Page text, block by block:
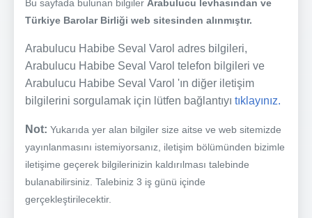
Bu sayfada bulunan bilgiler Arabulucu levhasından ve
Türkiye Barolar Birliği web sitesinden alınmıştır.
Arabulucu Habibe Seval Varol adres bilgileri,
Arabulucu Habibe Seval Varol telefon bilgileri ve
Arabulucu Habibe Seval Varol 'ın diğer iletişim
bilgilerini sorgulamak için lütfen bağlantıyı tıklayınız.
Not: Yukarıda yer alan bilgiler size aitse ve web sitemizde
yayınlanmasını istemiyorsanız, iletişim bölümünden bizimle
iletişime geçerek bilgilerinizin kaldırılması talebinde
bulanabilirsiniz. Talebiniz 3 iş günü içinde
gerçekleştirilecektir.